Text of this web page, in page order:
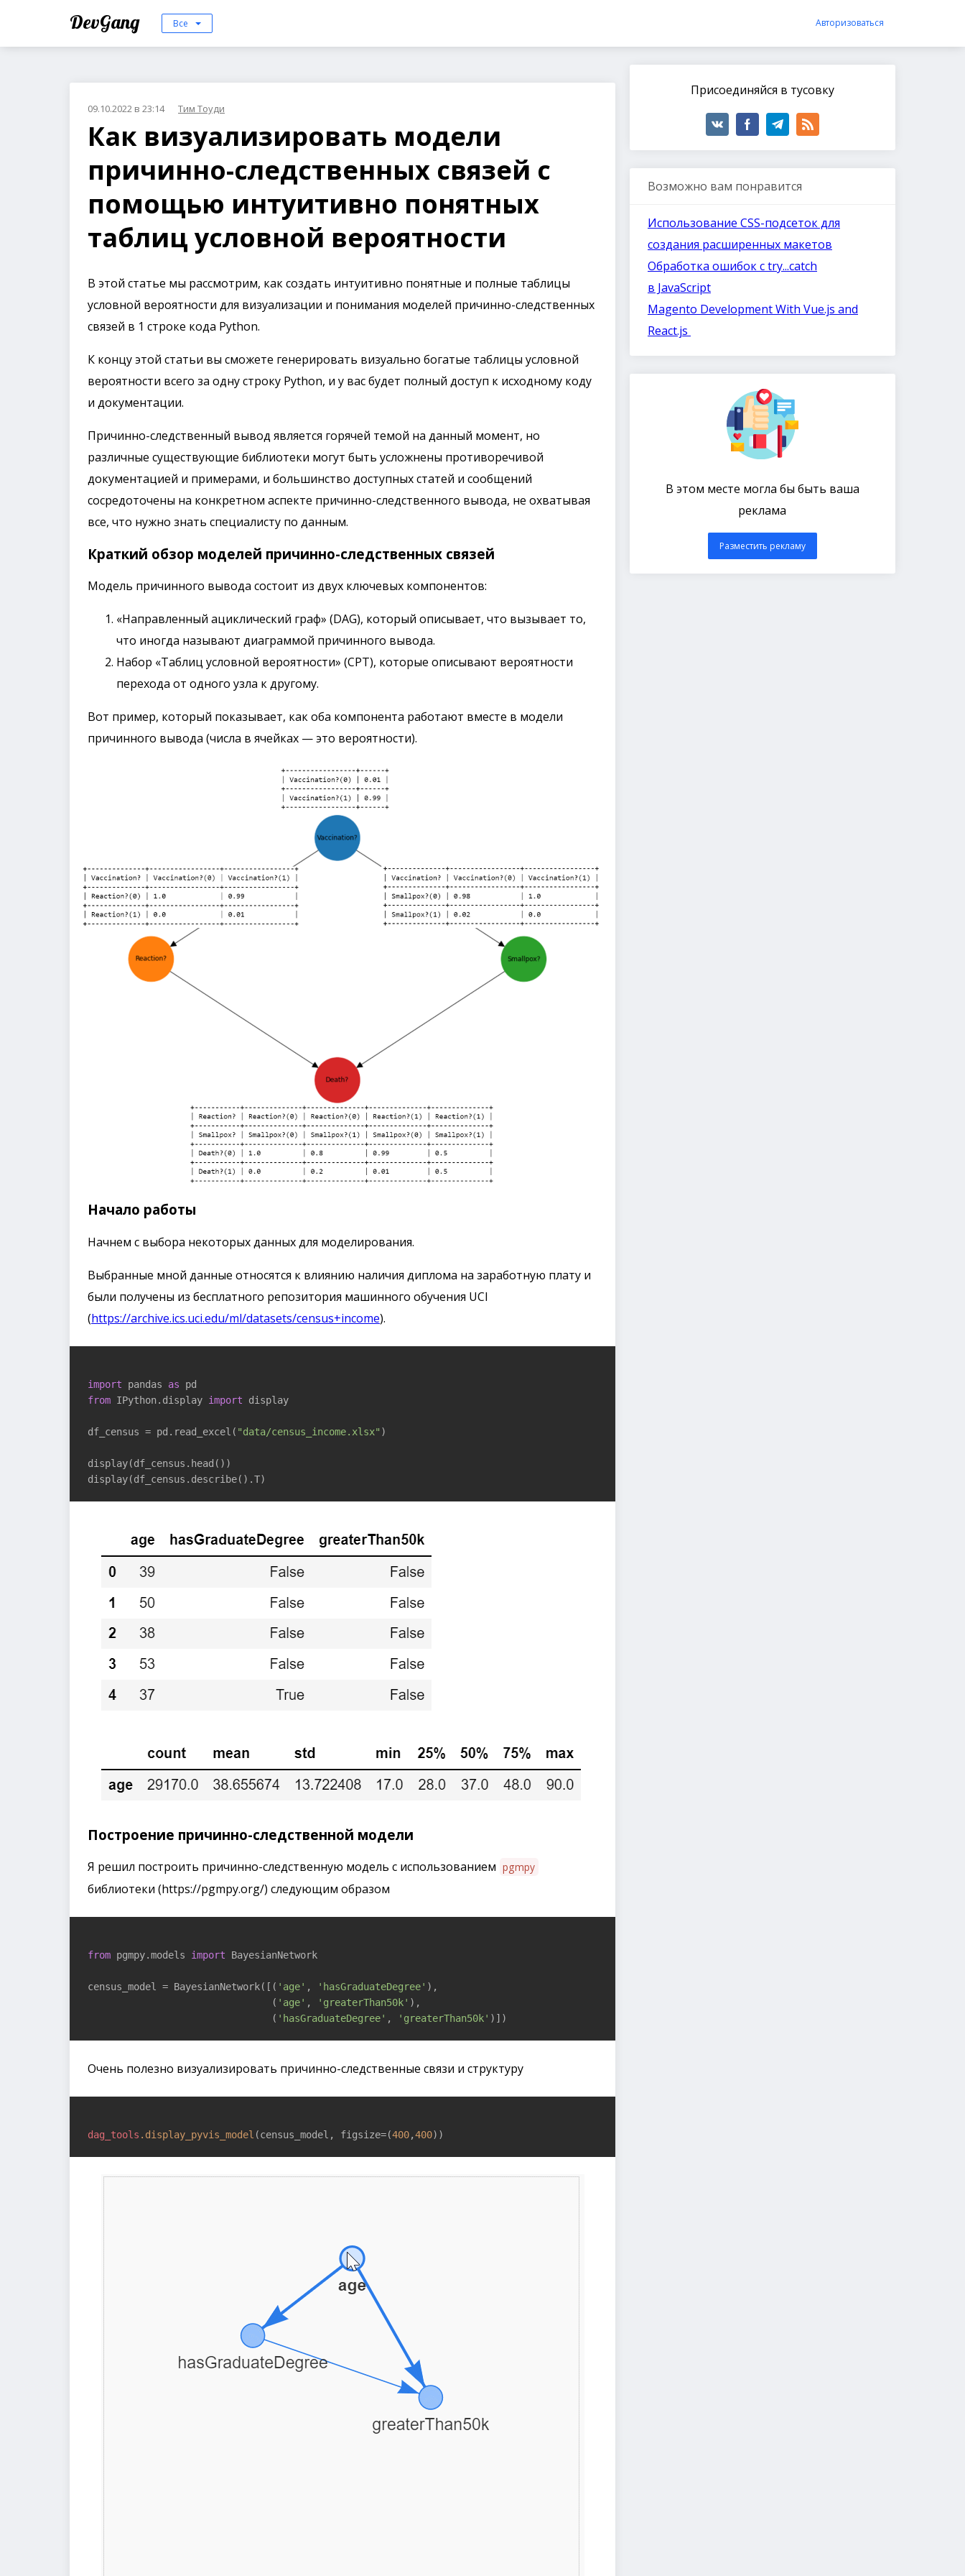
DevGang Все Авторизоваться
09.10.2022 в 23:14 Тим Тоуди
Как визуализировать модели
причинно-следственных связей с
помощью интуитивно понятных
таблиц условной вероятности
В этой статье мы рассмотрим, как создать интуитивно понятные и полные таблицы
условной вероятности для визуализации и понимания моделей причинно-следственных
связей в 1 строке кода Python.
К концу этой статьи вы сможете генерировать визуально богатые таблицы условной
вероятности всего за одну строку Python, и у вас будет полный доступ к исходному коду
и документации.
Причинно-следственный вывод является горячей темой на данный момент, но
различные существующие библиотеки могут быть усложнены противоречивой
документацией и примерами, и большинство доступных статей и сообщений
сосредоточены на конкретном аспекте причинно-следственного вывода, не охватывая
все, что нужно знать специалисту по данным.
Краткий обзор моделей причинно-следственных связей
Модель причинного вывода состоит из двух ключевых компонентов:
«Направленный ациклический граф» (DAG), который описывает, что вызывает то,
что иногда называют диаграммой причинного вывода.
Набор «Таблиц условной вероятности» (CPT), которые описывают вероятности
перехода от одного узла к другому.
Вот пример, который показывает, как оба компонента работают вместе в модели
причинного вывода (числа в ячейках — это вероятности).
Начало работы
Начнем с выбора некоторых данных для моделирования.
Выбранные мной данные относятся к влиянию наличия диплома на заработную плату и
были получены из бесплатного репозитория машинного обучения UCI
(https://archive.ics.uci.edu/ml/datasets/census+income).
import pandas as
from IPython.display import display
df_census = pd.read_excel( "data/census_income.xlsx" )
display(df_census.head())
display(df_census.describe().T)
Построение причинно-следственной модели
Я решил построить причинно-следственную модель с использованием pgmpy
библиотеки (https://pgmpy.org/) следующим образом
from pgmpy.models import BayesianNetwork
census_model = BayesianNetwork([( 'age' , 'hasGraduateDegree' ),
                                (
'age' , 'greaterThan50k' ),
                                (
'hasGraduateDegree' , 'greaterThan50k' )])
Очень полезно визуализировать причинно-следственные связи и структуру
dag_tools .display_pyvis_model (census_model, figsize=(400,400))
Присоединяйся в тусовку
Возможно вам понравится
Использование CSS-подсеток для
создания расширенных макетов
Обработка ошибок с try...catch
в JavaScript
Magento Development With Vue.js and
React.js
В этом месте могла бы быть ваша
реклама
Разместить рекламу